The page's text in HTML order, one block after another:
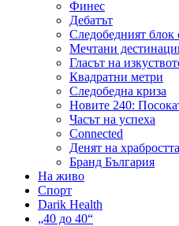
Финес
Дебатът
Следобедният блок
Мечтани
Гласът на
Квадратни метри
Следобедна криза
Новите 240:
Часът на успеха
Connected
Денят на храбростта
Бранд България
На живо
Спорт
Darik Health
„40 до 40“